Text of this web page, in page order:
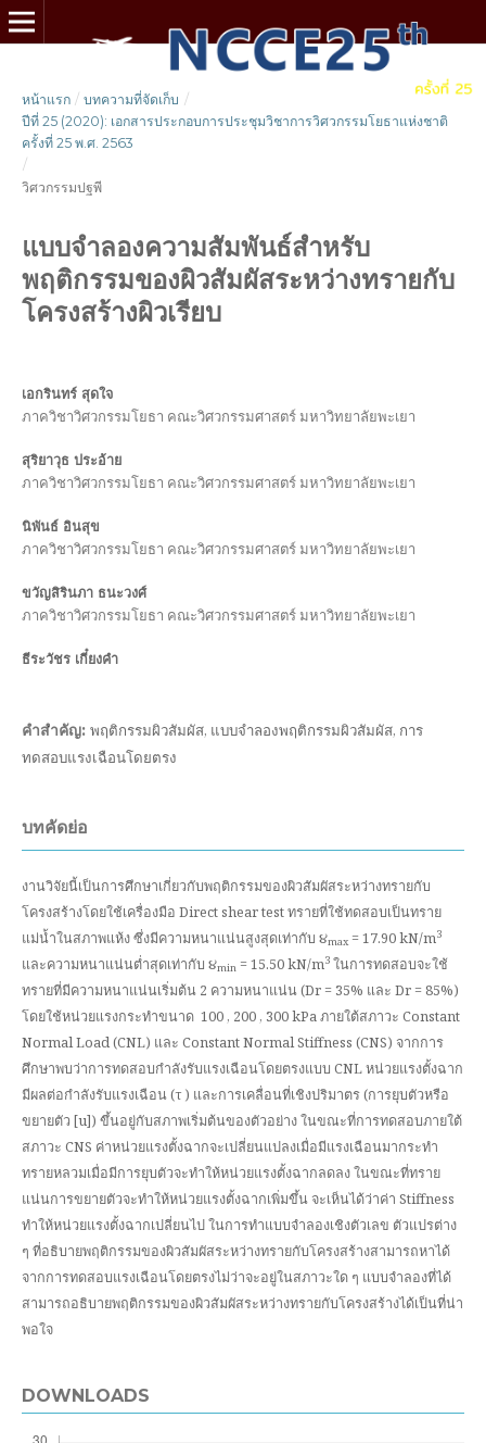
หน้าแรก / บทความที่จัดเก็บ /
ปีที่ 25 (2020): เอกสารประกอบการประชุมวิชาการวิศวกรรมโยธาแห่งชาติ
ครั้งที่ 25 พ.ศ. 2563
/
วิศวกรรมปฐพี
แบบจำลองความสัมพันธ์สำหรับ
พฤติกรรมของผิวสัมผัสระหว่างทรายกับ
โครงสร้างผิวเรียบ
เอกรินทร์ สุดใจ
ภาควิชาวิศวกรรมโยธา คณะวิศวกรรมศาสตร์ มหาวิทยาลัยพะเยา
สุริยาวุธ ประอ้าย
ภาควิชาวิศวกรรมโยธา คณะวิศวกรรมศาสตร์ มหาวิทยาลัยพะเยา
นิพันธ์ อินสุข
ภาควิชาวิศวกรรมโยธา คณะวิศวกรรมศาสตร์ มหาวิทยาลัยพะเยา
ขวัญสิรินภา ธนะวงศ์
ภาควิชาวิศวกรรมโยธา คณะวิศวกรรมศาสตร์ มหาวิทยาลัยพะเยา
ธีระวัชร เกี๋ยงคำ
คำสำคัญ: พฤติกรรมผิวสัมผัส, แบบจำลองพฤติกรรมผิวสัมผัส, การ
ทดสอบแรงเฉือนโดยตรง
บทคัดย่อ
งานวิจัยนี้เป็นการศึกษาเกี่ยวกับพฤติกรรมของผิวสัมผัสระหว่างทรายกับ
โครงสร้างโดยใช้เครื่องมือ Direct shear test ทรายที่ใช้ทดสอบเป็นทราย
แม่น้ำในสภาพแห้ง ซึ่งมีความหนาแน่นสูงสุดเท่ากับ ૪max= 17.90 kN/m3
และความหนาแน่นต่ำสุดเท่ากับ ૪min = 15.50 kN/m3ในการทดสอบจะใช้
ทรายที่มีความหนาแน่นเริ่มต้น 2 ความหนาแน่น (Dr = 35% และ Dr = 85%)
โดยใช้หน่วยแรงกระทำขนาด 100 , 200 , 300 kPa ภายใต้สภาวะ Constant
Normal Load (CNL) และ Constant Normal Stiffness (CNS) จากการ
ศึกษาพบว่าการทดสอบกำลังรับแรงเฉือนโดยตรงแบบ CNL หน่วยแรงตั้งฉาก
มีผลต่อกำลังรับแรงเฉือน (τ ) และการเคลื่อนที่เชิงปริมาตร (การยุบตัวหรือ
ขยายตัว [u]) ขึ้นอยู่กับสภาพเริ่มต้นของตัวอย่าง ในขณะที่การทดสอบภายใต้
สภาวะ CNS ค่าหน่วยแรงตั้งฉากจะเปลี่ยนแปลงเมื่อมีแรงเฉือนมากระทำ
ทรายหลวมเมื่อมีการยุบตัวจะทำให้หน่วยแรงตั้งฉากลดลง ในขณะที่ทราย
แน่นการขยายตัวจะทำให้หน่วยแรงตั้งฉากเพิ่มขึ้น จะเห็นได้ว่าค่า Stiffness
ทำให้หน่วยแรงตั้งฉากเปลี่ยนไป ในการทำแบบจำลองเชิงตัวเลข ตัวแปรต่าง
ๆ ที่อธิบายพฤติกรรมของผิวสัมผัสระหว่างทรายกับโครงสร้างสามารถหาได้
จากการทดสอบแรงเฉือนโดยตรงไม่ว่าจะอยู่ในสภาวะใด ๆ แบบจำลองที่ได้
สามารถอธิบายพฤติกรรมของผิวสัมผัสระหว่างทรายกับโครงสร้างได้เป็นที่น่า
พอใจ
DOWNLOADS